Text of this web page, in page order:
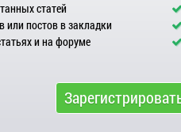
статей
постов в закладки
и на форуме